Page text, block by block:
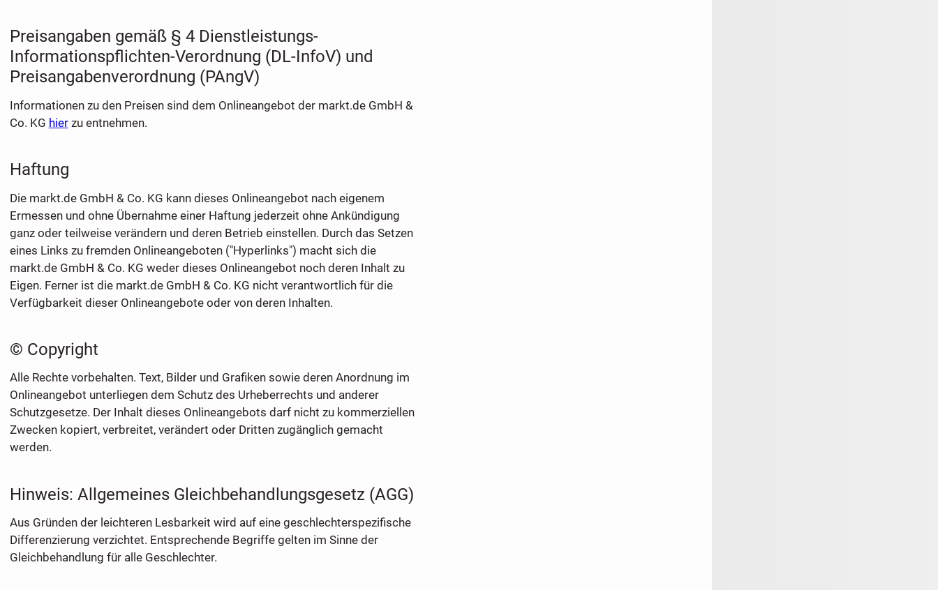
Preisangaben gemäß § 4 Dienstleistungs-
Informationspflichten-Verordnung (DL-InfoV) und
Preisangabenverordnung (PAngV)
Informationen zu den Preisen sind dem Onlineangebot der markt.de GmbH &
Co. KG hierzu entnehmen.
Haftung
Die markt.de GmbH & Co. KG kann dieses Onlineangebot nach eigenem
Ermessen und ohne Übernahme einer Haftung jederzeit ohne Ankündigung
ganz oder teilweise verändern und deren Betrieb einstellen. Durch das Setzen
eines Links zu fremden Onlineangeboten ("Hyperlinks") macht sich die
markt.de GmbH & Co. KG weder dieses Onlineangebot noch deren Inhalt zu
Eigen. Ferner ist die markt.de GmbH & Co. KG nicht verantwortlich für die
Verfügbarkeit dieser Onlineangebote oder von deren Inhalten.
© Copyright
Alle Rechte vorbehalten. Text, Bilder und Grafiken sowie deren Anordnung im
Onlineangebot unterliegen dem Schutz des Urheberrechts und anderer
Schutzgesetze. Der Inhalt dieses Onlineangebots darf nicht zu kommerziellen
Zwecken kopiert, verbreitet, verändert oder Dritten zugänglich gemacht
werden.
Hinweis: Allgemeines Gleichbehandlungsgesetz (AGG)
Aus Gründen der leichteren Lesbarkeit wird auf eine geschlechterspezifische
Differenzierung verzichtet. Entsprechende Begriffe gelten im Sinne der
Gleichbehandlung für alle Geschlechter.